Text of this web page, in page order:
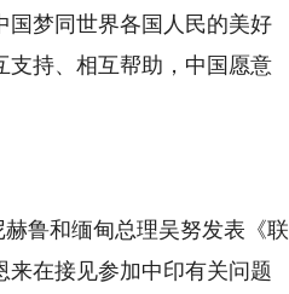
国梦同世界各国人民的美好
支持、相互帮助，中国愿意
鲁和缅甸总理吴努发表《联
来在接见参加中印有关问题